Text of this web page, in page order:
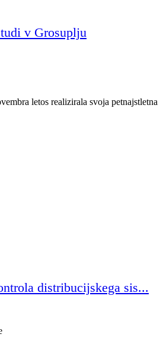
v Grosuplju
letos realizirala svoja petnajstletna
distribucijskega sis...